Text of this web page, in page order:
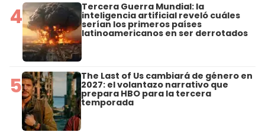
4 Tercera Guerra Mundial: la
inteligencia artificial reveló cuáles
serían los primeros países
latinoamericanos en ser derrotados
5 The Last of Us cambiará de género en
2027: el volantazo narrativo que
prepara HBO para la tercera
temporada